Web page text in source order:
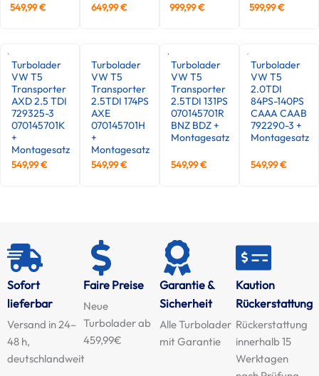
549,99€ 649,99€ 999,99€ 599,99€
Turbolader
VW T5
Transporter
AXD 2.5 TDI
729325-3
070145701K
+
Montagesatz
549,99€
Turbolader
VW T5
Transporter
2.5TDI 174PS
AXE
070145701H
+
Montagesatz
549,99€
Turbolader
VW T5
Transporter
2.5TDI 131PS
070145701R
BNZ BDZ +
Montagesatz
549,99€
Turbolader
VW T5
2.0TDI
84PS-140PS
CAAA CAAB
792290-3 +
Montagesatz
549,99€
Sofort
lieferbar
Versand in 24–
48 h,
deutschlandweit
Faire Preise
Neue
Turbolader ab
459,99€
Garantie &
Sicherheit
Alle Turbolader
mit Garantie
Kaution
Rückerstattung
Rückerstattung
innerhalb 15
Werktagen